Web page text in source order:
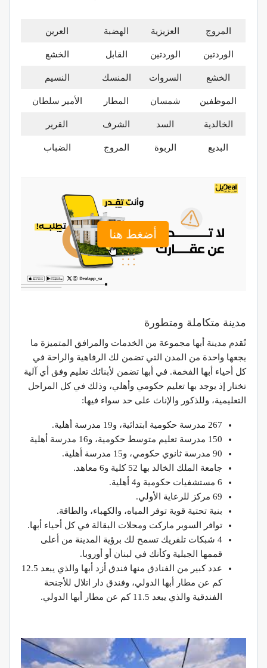
المروج العزيزية الهضبة العرين
الوردتين الوردتين القابل الخشع
الخشع السروات المنسك النسيم
الموظفين شمسان المطار الأمير سلطان
الخالدية السد الشرف القرير
البديع الربوة المروج الضباب
أضغط هنا
مدينة متكاملة ومتطورة
تُقدم مدينة أبها مجموعة من الخدمات والمرافق المتميزة ما
يجعها واحدة من المدن التي تضمن لك الرفاهية والراحة في
كل أحياء أبها الفخمة. في أبها تضمن لأبنائك تعليم وفق أي آلية
تختار إذ يوجد بها تعليم حكومي وأهلي، وذلك في كل المراحل
التعليمية، وللذكور والإناث على حد سواء فيها:
267 مدرسة حكومية ابتدائية، و19 مدرسة أهلية.
150 مدرسة تعليم متوسط حكومية، و16 مدرسة أهلية
90 مدرسة ثانوي حكومي، و15 مدرسة أهلية.
جامعة الملك الخالد بها 52 كلية و6 معاهد.
6 مستشفيات حكومية و4 أهلية.
69 مركز للرعاية الأولي.
بنية تحتية قوية توفر المياه، والكهباء، والطاقة.
توافر السوبر ماركت ومحلات البقالة في كل أحياء أبها.
4 شبكات تلفريك تسمح لك برؤية المدينة من أعلى
قممها الجبلية وكأنك في لبنان أو أوروبا.
عدد كبير من الفنادق منها فندق أزد أبها والذي يبعد 12.5
كم عن مطار أبها الدولي، وفندق دار اتلال للأجنحة
الفندقية والذي يبعد 11.5 كم عن مطار أبها الدولي.